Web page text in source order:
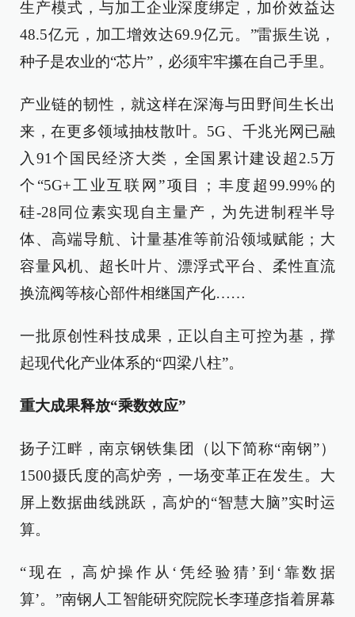
生产模式，与加工企业深度绑定，加价效益达
48.5亿元，加工增效达69.9亿元。”雷振生说，
种子是农业的“芯片”，必须牢牢攥在自己手里。
产业链的韧性，就这样在深海与田野间生长出
来，在更多领域抽枝散叶。5G、千兆光网已融
入91个国民经济大类，全国累计建设超2.5万
个“5G+工业互联网”项目；丰度超99.99%的
硅-28同位素实现自主量产，为先进制程半导
体、高端导航、计量基准等前沿领域赋能；大
容量风机、超长叶片、漂浮式平台、柔性直流
换流阀等核心部件相继国产化……
一批原创性科技成果，正以自主可控为基，撑
起现代化产业体系的“四梁八柱”。
重大成果释放“乘数效应”
扬子江畔，南京钢铁集团（以下简称“南钢”）
1500摄氏度的高炉旁，一场变革正在发生。大
屏上数据曲线跳跃，高炉的“智慧大脑”实时运
算。
“现在，高炉操作从‘凭经验猜’到‘靠数据
算’。”南钢人工智能研究院院长李瑾彦指着屏幕